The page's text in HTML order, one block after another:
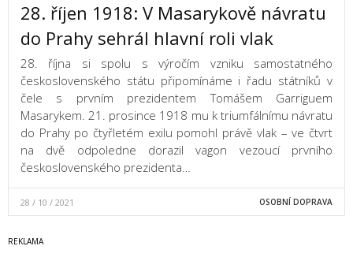
28. říjen 1918: V Masarykově návratu
do Prahy sehrál hlavní roli vlak
28. října si spolu s výročím vzniku samostatného
československého státu připomínáme i řadu státníků v
čele s prvním prezidentem Tomášem Garriguem
Masarykem. 21. prosince 1918 mu k triumfálnímu návratu
do Prahy po čtyřletém exilu pomohl právě vlak – ve čtvrt
na dvě odpoledne dorazil vagon vezoucí prvního
československého prezidenta…
28 / 10 / 2021 OSOBNÍ DOPRAVA